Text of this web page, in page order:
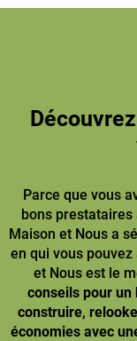
Parce que vous
bons prestataires
Maison et Nous a
en qui vous
et Nous est le
conseils pour un
construire,
économies avec